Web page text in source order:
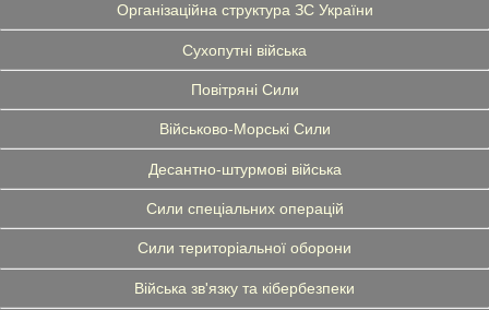
Організаційна структура ЗС України
Сухопутні війська
Повітряні Сили
Військово-Морські Сили
Десантно-штурмові війська
Сили спеціальних операцій
Сили територіальної оборони
Війська зв'язку та кібербезпеки